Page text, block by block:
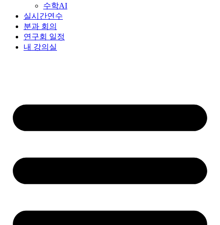
수학AI
실시간연수
분과 회의
연구회 일정
내 강의실